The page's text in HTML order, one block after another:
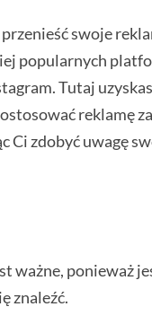
swoje
popularnych
Tutaj
reklamę
Ci zdobyć uwagę
ważne, ponieważ
znaleźć.